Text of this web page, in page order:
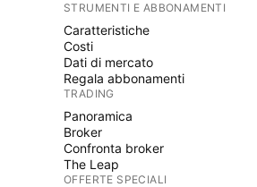
STRUMENTI E ABBONAMENTI
Caratteristiche
Costi
Dati di mercato
Regala abbonamenti
TRADING
Panoramica
Broker
Confronta broker
The Leap
OFFERTE SPECIALI